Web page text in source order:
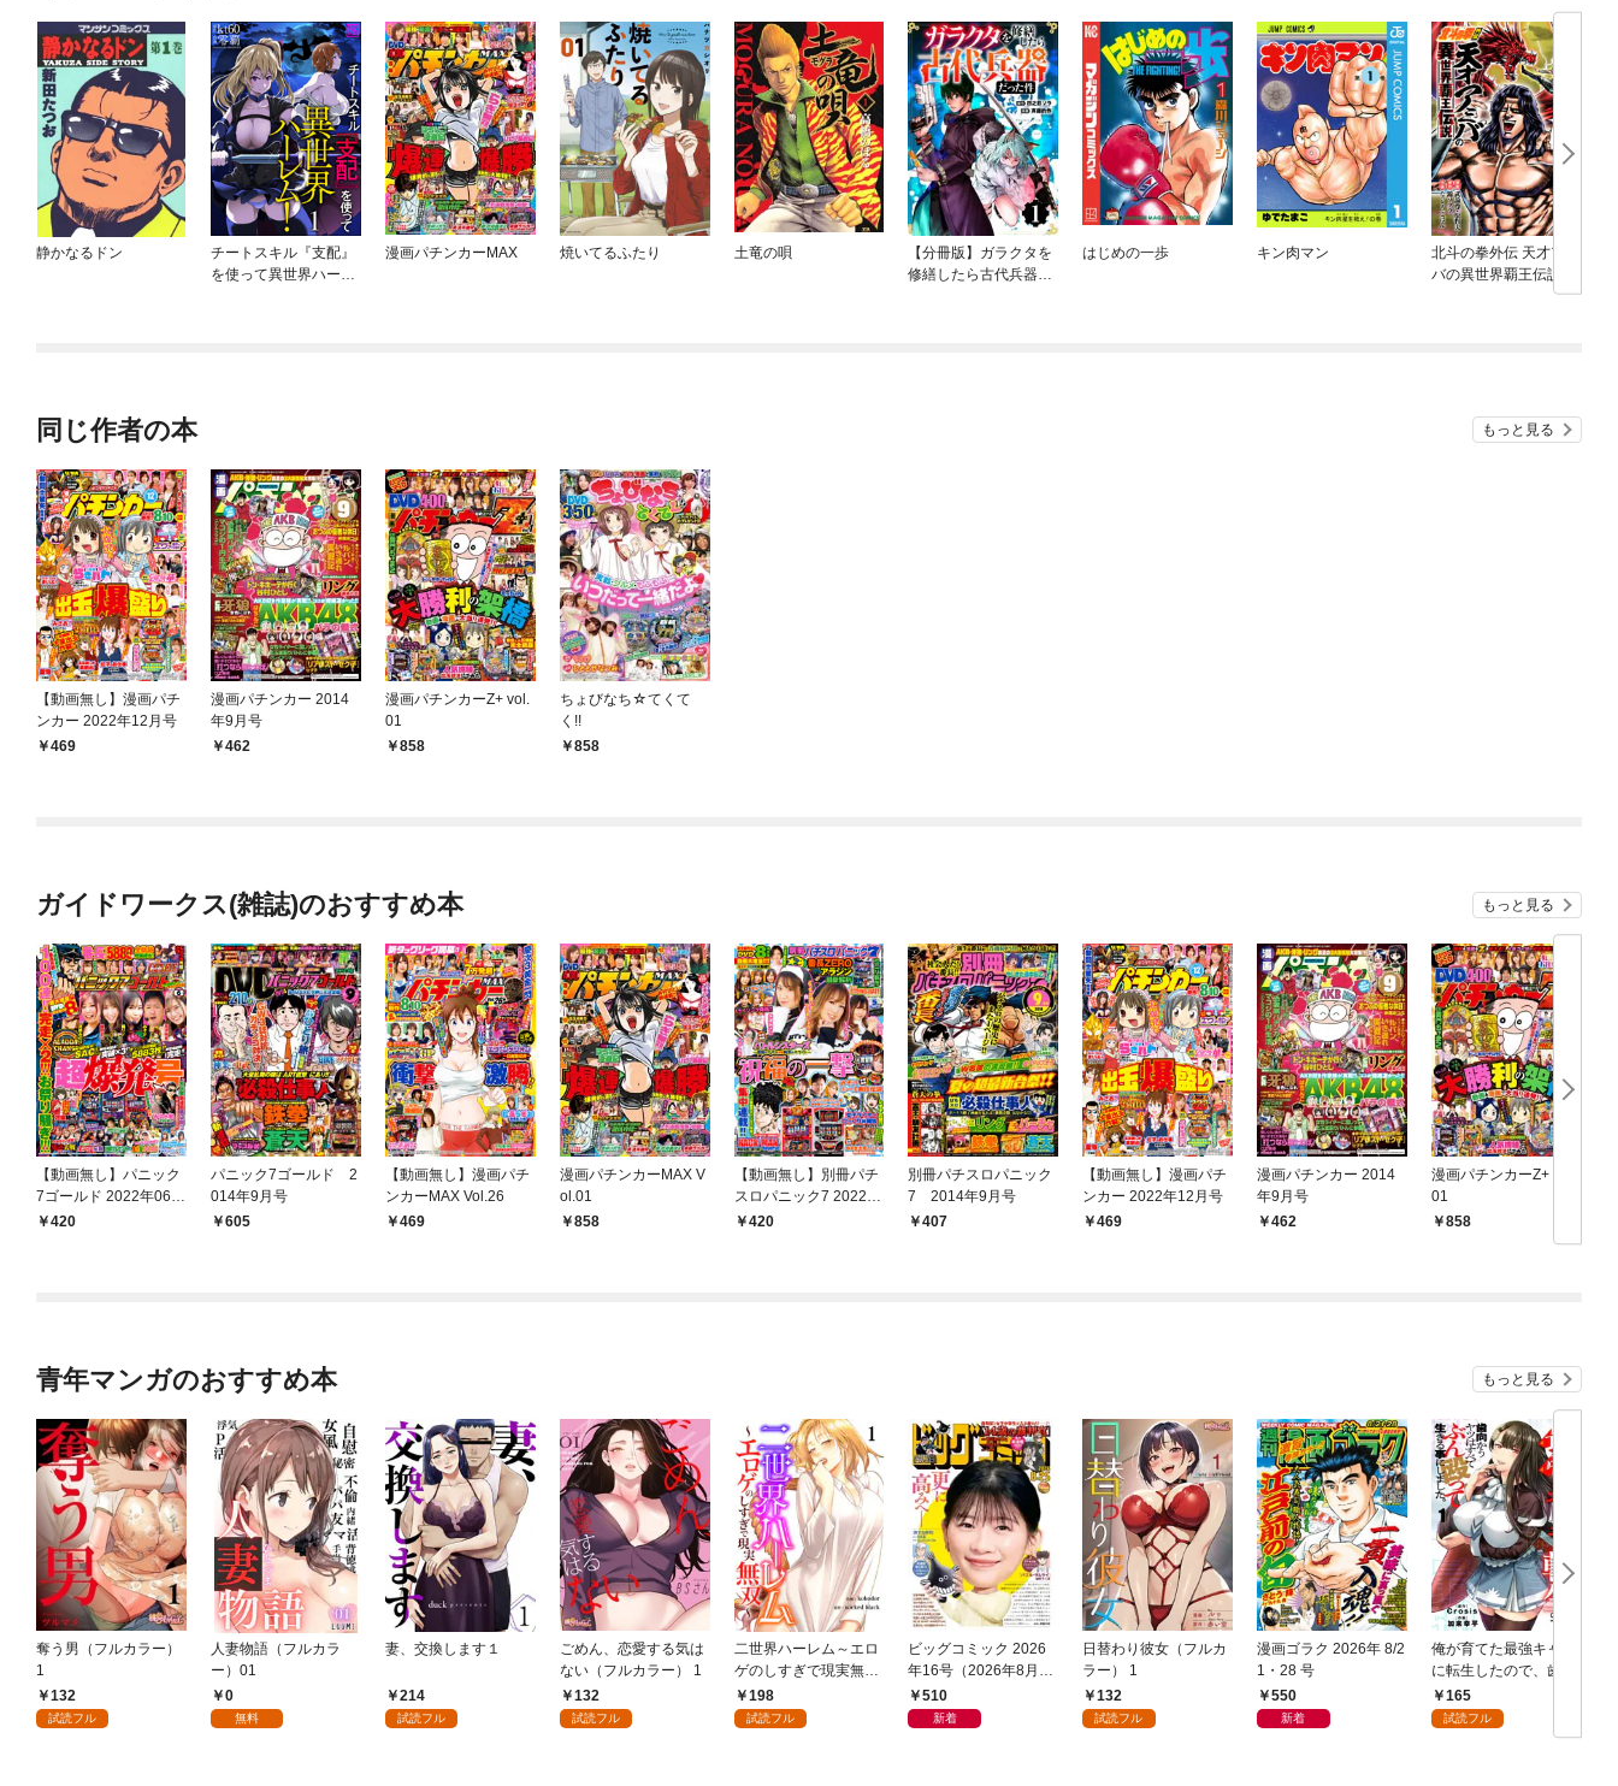
静かなるドン
チートスキル『支配』
を使って異世界ハーレ
漫画パチンカーMAX 焼いてるふたり 土竜の唄
【分冊版】ガラクタを
修繕したら古代兵器だ
はじめの一歩 キン肉マン
北斗の拳外伝 天才アミ
バの異世界覇王伝説
同じ作者の本 もっと見る
【動画無し】漫画パチ
ンカー 2022年12月号
469
漫画パチンカー 2014
年9月号
462
漫画パチンカーZ+ vol.
01
858
ちょびなち☆てくて
く!!
858
ガイドワークス(雑誌)のおすすめ本 もっと見る
【動画無し】パニック
7ゴールド 2022年06月
号420
パニック7ゴールド 2
014年9月号
605
【動画無し】漫画パチ
ンカーMAX Vol.26
469
漫画パチンカーMAX V
ol.01
858
【動画無し】別冊パチ
スロパニック7 2022年
5月号
420
別冊パチスロパニック
7 2014年9月号
407
【動画無し】漫画パチ
ンカー 2022年12月号
469
漫画パチンカー 2014
年9月号
462
漫画パチンカーZ+ vol.
01
858
青年マンガのおすすめ本 もっと見る
奪う男（フルカラー）
1
132
試読フル
人妻物語（フルカラ
ー）01
0
無料
妻、交換します１
214
試読フル
ごめん、恋愛する気は
ない（フルカラー） 1
132
試読フル
二世界ハーレム～エロ
ゲのしすぎで現実無双
～１198
試読フル
ビッグコミック 2026
年16号（2026年8月7
日発売）
510
新着
日替わり彼女（フルカ
ラー） 1
132
試読フル
漫画ゴラク 2026年 8/2
1・28 号
550
新着
俺が育てた最強キャラ
に転生したので、歯向
かうヤツはすべてぶん
殴って生きる事にしま
165
試読フル